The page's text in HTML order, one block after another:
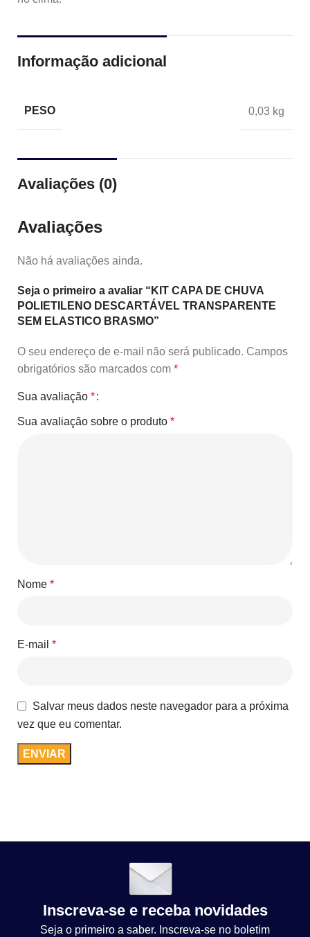
Informação adicional
PESO 0,03 kg
Avaliações (0)
Avaliações
Não há avaliações ainda.
Seja o primeiro a avaliar “KIT CAPA DE CHUVA
POLIETILENO DESCARTÁVEL TRANSPARENTE
SEM ELASTICO BRASMO”
O seu endereço de e-mail não será publicado. Campos
obrigatórios são marcados com *
Sua avaliação *
Sua avaliação sobre o produto *
Nome *
E-mail *
Salvar meus dados neste navegador para a próxima
vez que eu comentar.
Inscreva-se e receba novidades
Seja o primeiro a saber. Inscreva-se no boletim